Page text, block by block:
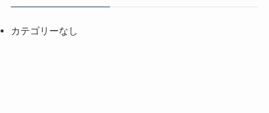
カテゴリーなし